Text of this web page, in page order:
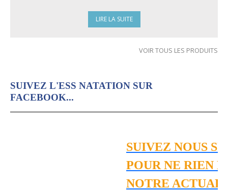
LIRE LA SUITE
VOIR TOUS LES PRODUITS
SUIVEZ L'ESS NATATION SUR
FACEBOOK...
SUIVEZ NOUS
POUR NE RIEN
NOTRE